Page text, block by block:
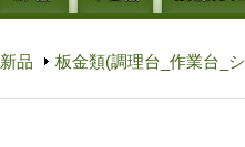
新品 板金類(調理台_作業台_